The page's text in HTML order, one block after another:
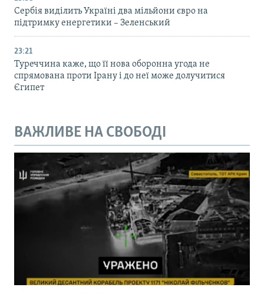
Сербія виділить Україні два мільйони євро на
підтримку енергетики – Зеленський
23:21
Туреччина каже, що її нова оборонна угода не
спрямована проти Ірану і до неї може долучитися
Єгипет
ВАЖЛИВЕ НА СВОБОДІ